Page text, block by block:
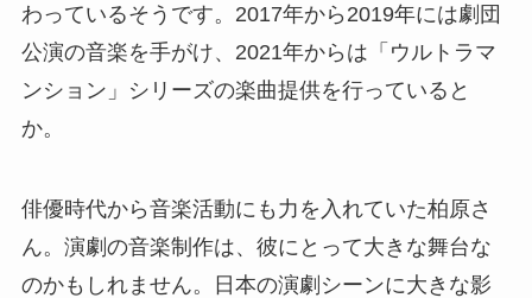
わっているそうです。2017年から2019年には劇団
公演の音楽を手がけ、2021年からは「ウルトラマ
ンション」シリーズの楽曲提供を行っていると
か。
俳優時代から音楽活動にも力を入れていた柏原さ
ん。演劇の音楽制作は、彼にとって大きな舞台な
のかもしれません。日本の演劇シーンに大きな影